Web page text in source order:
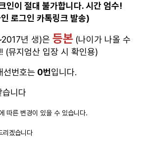
인이 절대 불가합니다. 시간 엄수!
로그인 카톡링크 발송)
년 생)은 등본 (나이가 나올 수
(뮤지엄산 입장 시 확인용)
선번호는 0번입니다.
습니다
따른 변경이 있을 수 있습니다.
리겠습니다